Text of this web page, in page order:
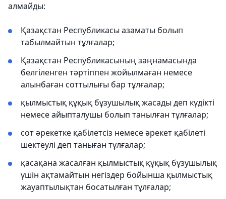
алмайды:
Қазақстан Республикасы азаматы болып
табылмайтын тұлғалар;
Қазақстан Республикасының заңнамасында
белгіленген тәртіппен жойылмаған немесе
алынбаған соттылығы бар тұлғалар;
қылмыстық құқық бұзушылық жасады деп күдікті
немесе айыпталушы болып танылған тұлғалар;
сот әрекетке қабілетсіз немесе әрекет қабілеті
шектеулі деп таныған тұлғалар;
қасақана жасалған қылмыстық құқық бұзушылық
үшін ақтамайтын негіздер бойынша қылмыстық
жауаптылықтан босатылған тұлғалар;